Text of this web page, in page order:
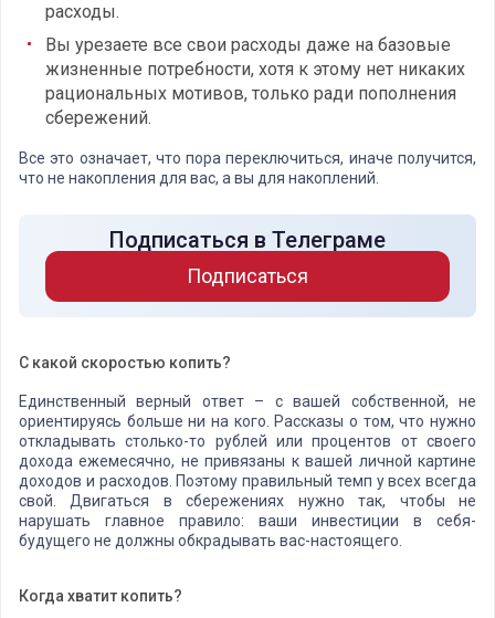
расходы.
Вы урезаете все свои расходы даже на базовые
жизненные потребности, хотя к этому нет никаких
рациональных мотивов, только ради пополнения
сбережений.
Все это означает, что пора переключиться, иначе получится,
что не накопления для вас, а вы для накоплений.
Подписаться в Телеграме
Подписаться
С какой скоростью копить?
Единственный верный ответ – с вашей собственной, не
ориентируясь больше ни на кого. Рассказы о том, что нужно
откладывать столько-то рублей или процентов от своего
дохода ежемесячно, не привязаны к вашей личной картине
доходов и расходов. Поэтому правильный темп у всех всегда
свой. Двигаться в сбережениях нужно так, чтобы не
нарушать главное правило: ваши инвестиции в себя-
будущего не должны обкрадывать вас-настоящего.
Когда хватит копить?